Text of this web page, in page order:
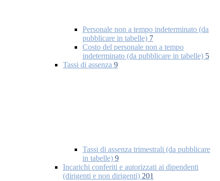
Personale non a tempo indeterminato (da
pubblicare in tabelle) 7
Costo del personale non a tempo
indeterminato (da pubblicare in tabelle) 5
Tassi di assenza 9
Tassi di assenza trimestrali (da pubblicare
in tabelle) 9
Incarichi conferiti e autorizzati ai dipendenti
(dirigenti e non dirigenti) 201